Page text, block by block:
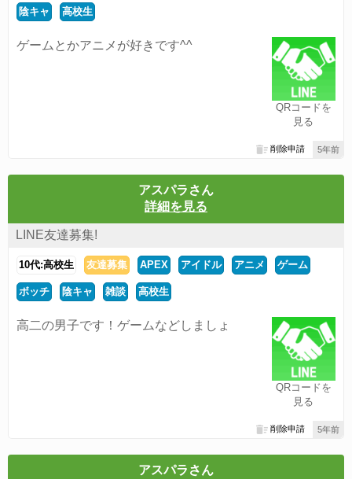
陰キャ 高校生
QRコードを
見る
ゲームとかアニメが好きです^^
5年前
削除申請
アスパラさん
詳細を見る
LINE友達募集!
10代:高校生 友達募集 APEX アイドル アニメ ゲーム
ボッチ 陰キャ 雑談 高校生
QRコードを
見る
高二の男子です！ゲームなどしましょ
5年前
削除申請
アスパラさん